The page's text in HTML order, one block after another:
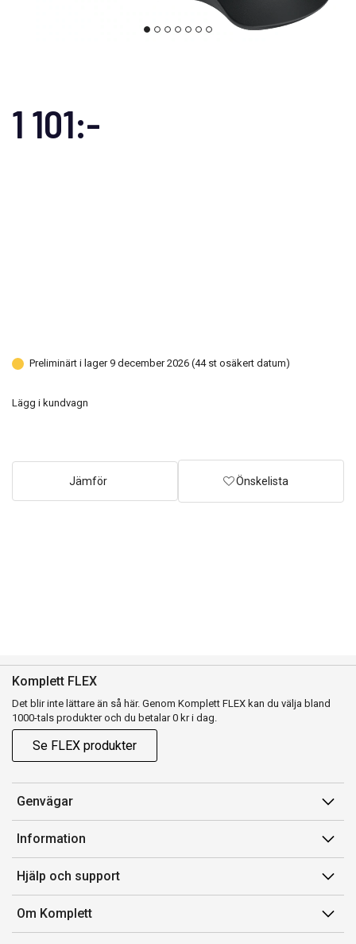
1 101:-
Preliminärt i lager 9 december 2026 (44 st osäkert datum)
Lägg i kundvagn
Jämför Önskelista
Komplett FLEX
Det blir inte lättare än så här. Genom Komplett FLEX kan du välja bland
1000-tals produkter och du betalar 0 kr i dag.
Se FLEX produkter
Genvägar
Konto
Orderhistorik
Presentkort
Komplett Club
Information
Försäljningsvillkor
Medlemsvillkor for Komplett Club
Lediga tjänster
Hjälp och support
Kontakta oss
Kundservice
Om Komplett